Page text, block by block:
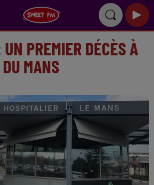
PREMIER DÉCÈS À
MANS